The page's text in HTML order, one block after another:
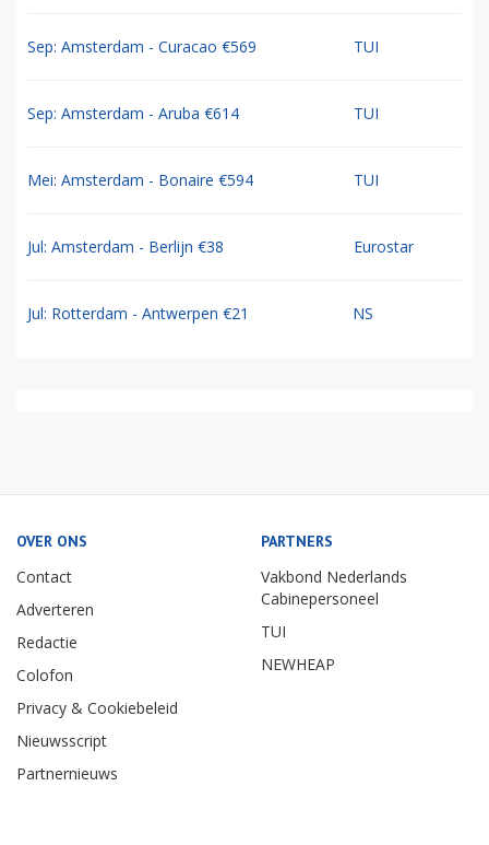
Sep: Amsterdam - Curacao €569 TUI
Sep: Amsterdam - Aruba €614 TUI
Mei: Amsterdam - Bonaire €594 TUI
Jul: Amsterdam - Berlijn €38 Eurostar
Jul: Rotterdam - Antwerpen €21 NS
OVER ONS
Contact
Adverteren
Redactie
Colofon
Privacy & Cookiebeleid
Nieuwsscript
Partnernieuws
PARTNERS
Vakbond Nederlands
Cabinepersoneel
TUI
NEWHEAP